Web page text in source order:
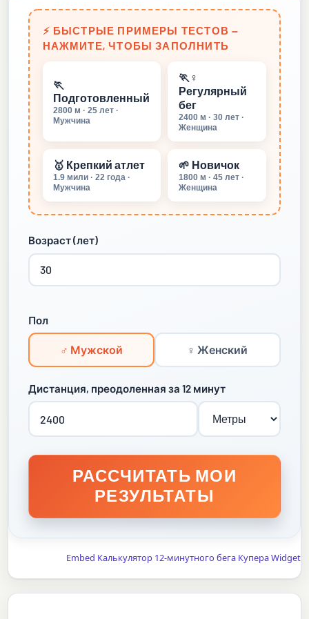
⚡ БЫСТРЫЕ ПРИМЕРЫ ТЕСТОВ —
НАЖМИТЕ, ЧТОБЫ ЗАПОЛНИТЬ
🏃
Подготовленный
2800 м · 25 лет ·
Мужчина
🏃♀️
Регулярный
бег
2400 м · 30 лет ·
Женщина
🥇 Крепкий атлет
1.9 мили · 22 года ·
Мужчина
🌱 Новичок
1800 м · 45 лет ·
Женщина
Возраст (лет)
Пол
♂ Мужской ♀ Женский
Дистанция, преодоленная за 12 минут
РАССЧИТАТЬ МОИ
РЕЗУЛЬТАТЫ
Embed Калькулятор 12-минутного бега Купера Widget